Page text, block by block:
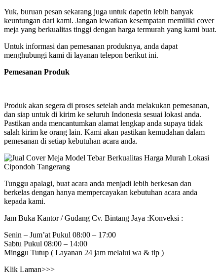
Yuk, buruan pesan sekarang juga untuk dapetin lebih banyak
keuntungan dari kami. Jangan lewatkan kesempatan memiliki cover
meja yang berkualitas tinggi dengan harga termurah yang kami buat.
Untuk informasi dan pemesanan produknya, anda dapat
menghubungi kami di layanan telepon berikut ini.
Pemesanan Produk
Produk akan segera di proses setelah anda melakukan pemesanan,
dan siap untuk di kirim ke seluruh Indonesia sesuai lokasi anda.
Pastikan anda mencantumkan alamat lengkap anda supaya tidak
salah kirim ke orang lain. Kami akan pastikan kemudahan dalam
pemesanan di setiap kebutuhan acara anda.
Tunggu apalagi, buat acara anda menjadi lebih berkesan dan
berkelas dengan hanya mempercayakan kebutuhan acara anda
kepada kami.
Jam Buka Kantor / Gudang Cv. Bintang Jaya :Konveksi :
Senin – Jum’at Pukul 08:00 – 17:00
Sabtu Pukul 08:00 – 14:00
Minggu Tutup ( Layanan 24 jam melalui wa & tlp )
Klik Laman>>>